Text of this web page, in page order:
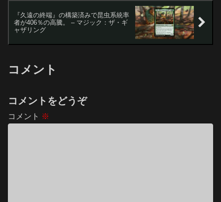
『久遠の終端』の構築済みで昆虫系統率
者が406％の高騰。 – マジック：ザ・ギ
ャザリング
コメント
コメントをどうぞ
コメント ※